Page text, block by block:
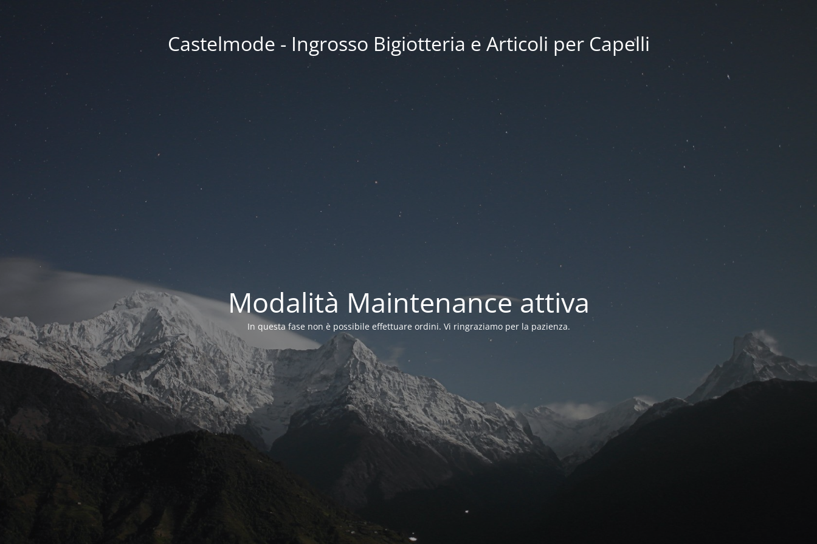
Castelmode - Ingrosso Bigiotteria e Articoli per Capelli
Modalità Maintenance attiva
In questa fase non è possibile effettuare ordini. Vi ringraziamo per la pazienza.